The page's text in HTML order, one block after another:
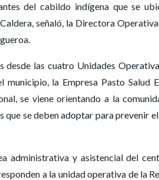
del cabildo indígena que se
señaló, la Directora
desde las cuatro Unidades
la Empresa Pasto Salud
se viene orientando a la
que se deben adoptar para prevenir
administrativa y asistencial del
a la unidad operativa de la